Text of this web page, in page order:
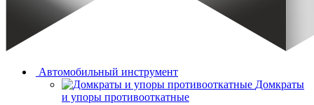
Автомобильный инструмент
Домкраты
и упоры противооткатные